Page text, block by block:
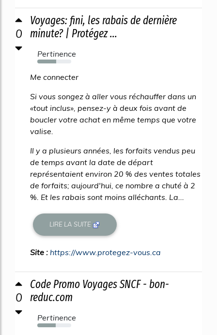
0
Voyages: fini, les rabais de dernière
minute? | Protégez ...
Pertinence
55%
Me connecter
Si vous songez à aller vous réchauffer dans un
«tout inclus», pensez-y à deux fois avant de
boucler votre achat en même temps que votre
valise.
Il y a plusieurs années, les forfaits vendus peu
de temps avant la date de départ
représentaient environ 20 % des ventes totales
de forfaits; aujourd'hui, ce nombre a chuté à 2
%. Et les rabais sont moins alléchants. La...
LIRE LA SUITE
Site : https://www.protegez-vous.ca
0
Code Promo Voyages SNCF - bon-
reduc.com
Pertinence
54%